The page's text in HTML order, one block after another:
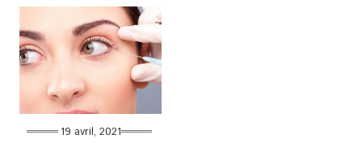
19 avril, 2021